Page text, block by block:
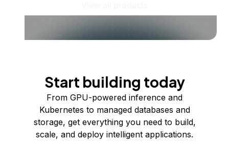
Start building today
From GPU-powered inference and
Kubernetes to managed databases and
storage, get everything you need to build,
scale, and deploy intelligent applications.